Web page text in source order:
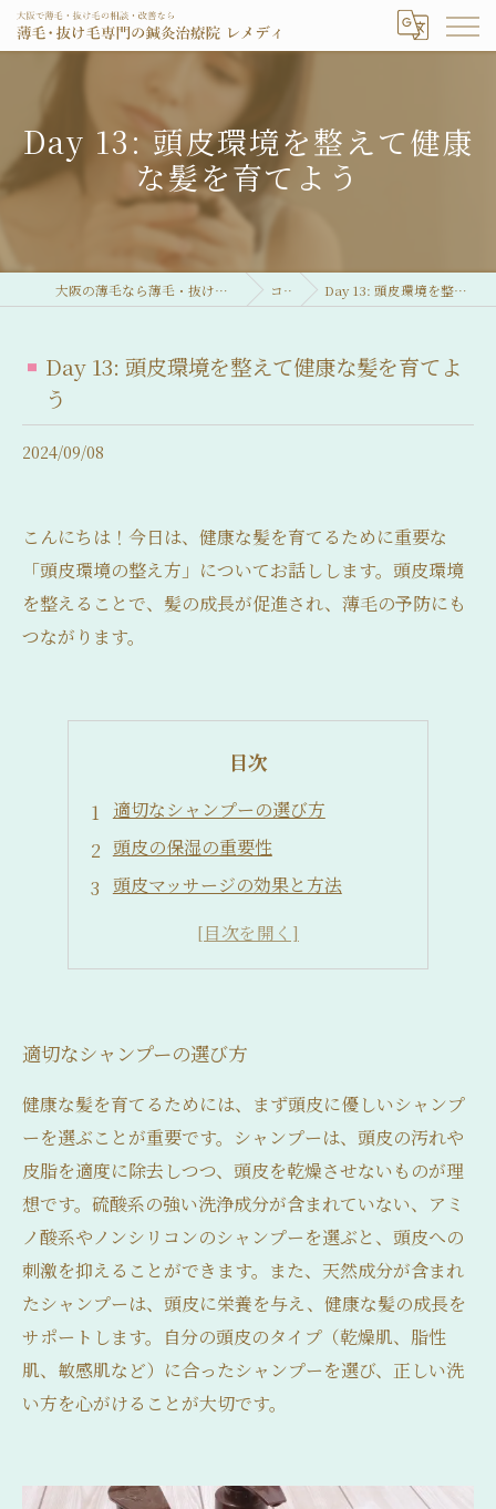
Day 13: 頭皮環境を整えて健康
な髪を育てよう
大阪の薄毛なら薄毛・抜け毛専門の鍼灸治療院 レメディ コラム Day 13: 頭皮環境を整えて健康な髪を育てよう
Day 13: 頭皮環境を整えて健康な髪を育てよ
う
2024/09/08
こんにちは！今日は、健康な髪を育てるために重要な
「頭皮環境の整え方」についてお話しします。頭皮環境
を整えることで、髪の成長が促進され、薄毛の予防にも
つながります。
目次
適切なシャンプーの選び方
頭皮の保湿の重要性
頭皮マッサージの効果と方法
食生活による頭皮環境の改善
適切なシャンプーの選び方
健康な髪を育てるためには、まず頭皮に優しいシャンプ
ーを選ぶことが重要です。シャンプーは、頭皮の汚れや
皮脂を適度に除去しつつ、頭皮を乾燥させないものが理
想です。硫酸系の強い洗浄成分が含まれていない、アミ
ノ酸系やノンシリコンのシャンプーを選ぶと、頭皮への
刺激を抑えることができます。また、天然成分が含まれ
たシャンプーは、頭皮に栄養を与え、健康な髪の成長を
サポートします。自分の頭皮のタイプ（乾燥肌、脂性
肌、敏感肌など）に合ったシャンプーを選び、正しい洗
い方を心がけることが大切です。